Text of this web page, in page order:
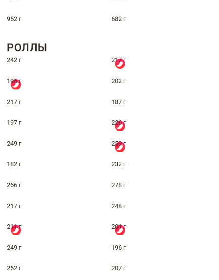
952 г 682 г
РОЛЛЫ
242 г 217 г
196 г 202 г
217 г 187 г
197 г 226 г
249 г 259 г
182 г 232 г
266 г 278 г
217 г 248 г
211 г 201 г
249 г 196 г
262 г 207 г